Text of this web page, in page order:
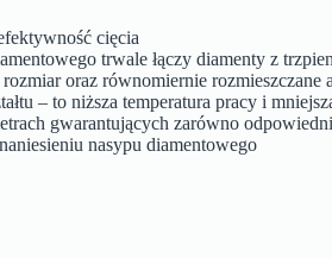
cięcia
trwale łączy diamenty z
oraz równomiernie rozmieszczane
– to niższa temperatura pracy i
gwarantujących zarówno
nasypu diamentowego